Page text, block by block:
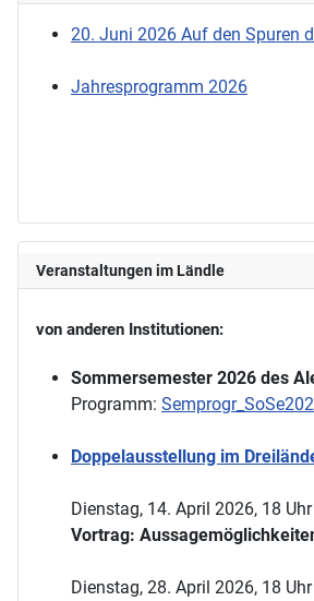
20. Juni 2026 Auf den Spuren
Jahresprogramm 2026
Veranstaltungen im Ländle
von anderen Institutionen:
Sommersemester 2026 des
Programm:
Doppelausstellung im
Dienstag, 14. April 2026, 18 Uhr
Vortrag:
Dienstag, 28. April 2026, 18 Uhr